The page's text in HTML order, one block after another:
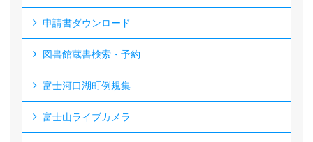
申請書ダウンロード
図書館蔵書検索・予約
富士河口湖町例規集
富士山ライブカメラ